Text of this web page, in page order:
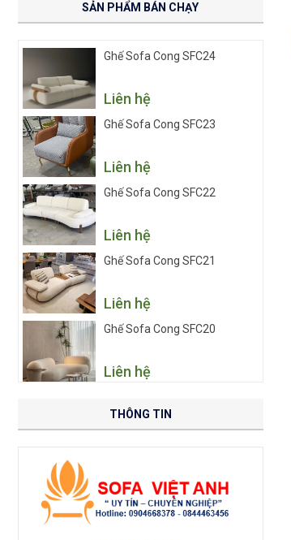
SẢN PHẨM BÁN CHẠY
Ghế Sofa Cong SFC24
Liên hệ
Ghế Sofa Cong SFC23
Liên hệ
Ghế Sofa Cong SFC22
Liên hệ
Ghế Sofa Cong SFC21
Liên hệ
Ghế Sofa Cong SFC20
Liên hệ
THÔNG TIN